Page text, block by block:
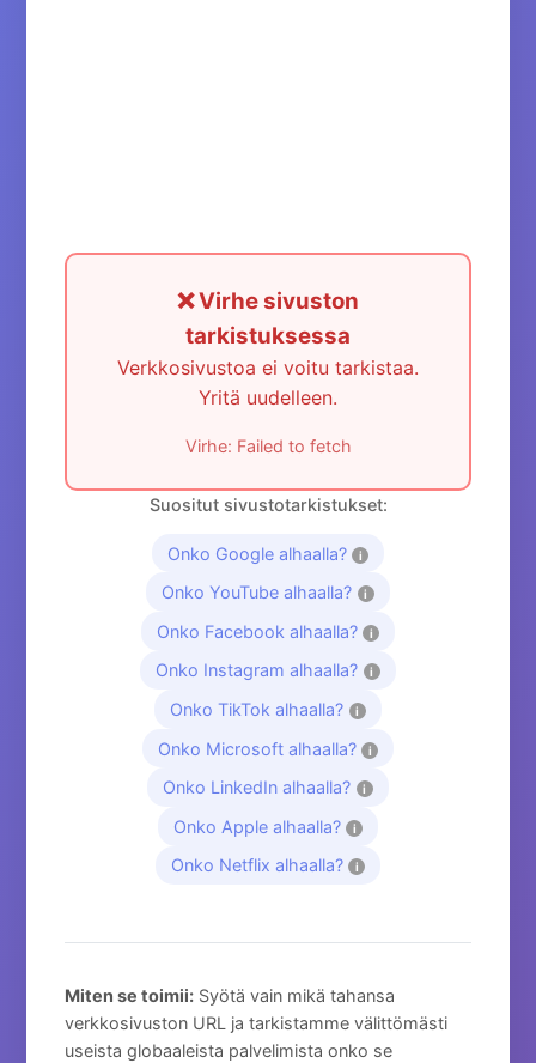
❌ Virhe sivuston
tarkistuksessa
Verkkosivustoa ei voitu tarkistaa.
Yritä uudelleen.
Virhe: Failed to fetch
Suositut sivustotarkistukset:
Onko Google alhaalla? i
Onko YouTube alhaalla? i
Onko Facebook alhaalla? i
Onko Instagram alhaalla? i
Onko TikTok alhaalla? i
Onko Microsoft alhaalla? i
Onko LinkedIn alhaalla? i
Onko Apple alhaalla? i
Onko Netflix alhaalla? i
Miten se toimii: Syötä vain mikä tahansa
verkkosivuston URL ja tarkistamme välittömästi
useista globaaleista palvelimista onko se